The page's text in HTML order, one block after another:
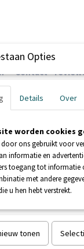
Contact -
POMPEN
€
Opties
Details Over
worden cookies
ons gebruikt voor
informatie en
toegang tot
met andere
u hen hebt verstrekt.
tonen